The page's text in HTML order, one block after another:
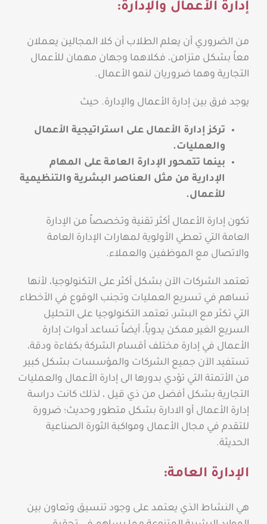
إدارة الأعمال والإدارة:
من الضروري أن يعلم الطلاب أن كلا المجالين يعملان
معاً بشكل متزامن، فكلاهما وجهان مهمان للأعمال
التجارية وهما ضروريان لنمو الأعمال.
يوجد فرق بين إدارة الأعمال والإدارة. حيث
تركز إدارة الأعمال على استراتيجية الأعمال
والعمليات.
بينما تتمحور الإدارة العامة على المهام
الإدارية من مثل العناصر البشرية والتنظيمية
للأعمال.
تكون إدارة الأعمال أكثر تقنية وتخصصاً من الإدارة
العامة التي تعطي الأولوية لمهارات الإدارة العامة
والاتصال مع الموظفين والعملاء.
تعتمد الشركات الآن بشكل أكثر على التكنولوجيا، لأنها
تساهم في تسريع العمليات وتجنب الوقوع في الأخطاء
التي تكثر مع البشر، تعتمد التكنولوجيا على التحليل
السريع الغير ممكن يدوياً، أيضاً تساعد أدوات إدارة
الأعمال في إدارة مختلف أقسام الشركة بكفاءة ودقة،
تستفيد الآن جميع الشركات والمؤسسات بشكل كبير
من الأتمتة التي تؤدي بدورها الى إدارة الأعمال والعمليات
التجارية بشكل أفضل من ذي قيل ، لذلك كانت دراسة
إدارة الأعمال أو الادارة بشكل متطور وحديث؛ ضرورة
للتقدم في مجال الأعمال ومواكبة الثورة الصناعية
الحديثة.
الإدارة العامة:
هي النشاط الذي يعتمد على وجود تنسيق وتعاون بين